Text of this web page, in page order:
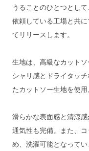
うることのひとつとし
依頼している工場と共
てリリースします。
生地は、高級なカット
シャリ感とドライタッ
たカットソー生地を使用
滑らかな表面感と清涼感
通気性も完備。また、
め、洗濯可能となってい